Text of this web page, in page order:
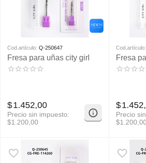
Cod.artículo: Q-250647
Fresa para uñas city girl
$1.452,00
Precio sin impuesto:
$1.200,00
Cod.artículo:
Fresa
$
Precio
$1.200,00